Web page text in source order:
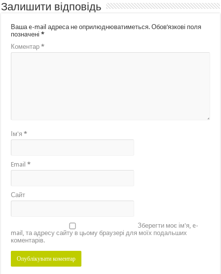
Залишити відповідь
Ваша e-mail адреса не оприлюднюватиметься. Обов’язкові поля
позначені*
Коментар*
Ім'я*
Email*
Сайт
Зберегти моє ім'я, e-
mail, та адресу сайту в цьому браузері для моїх подальших
коментарів.